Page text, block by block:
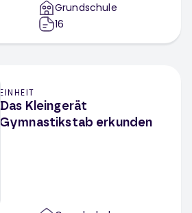
Grundschule
16
EINHEIT
Das Kleingerät
Gymnastikstab erkunden